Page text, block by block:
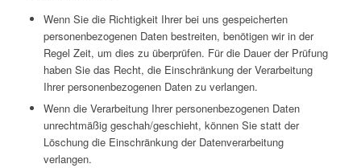
Wenn Sie die Richtigkeit Ihrer bei uns gespeicherten
personenbezogenen Daten bestreiten, benötigen wir in der
Regel Zeit, um dies zu überprüfen. Für die Dauer der Prüfung
haben Sie das Recht, die Einschränkung der Verarbeitung
Ihrer personenbezogenen Daten zu verlangen.
Wenn die Verarbeitung Ihrer personenbezogenen Daten
unrechtmäßig geschah/geschieht, können Sie statt der
Löschung die Einschränkung der Datenverarbeitung
verlangen.